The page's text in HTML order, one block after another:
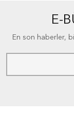
E-
En son haberler,